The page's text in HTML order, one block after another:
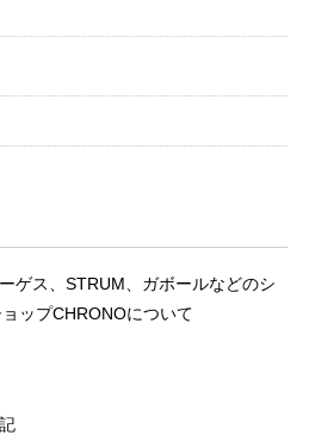
ゲス、STRUM、ガボールなどのシ
ップCHRONOについて